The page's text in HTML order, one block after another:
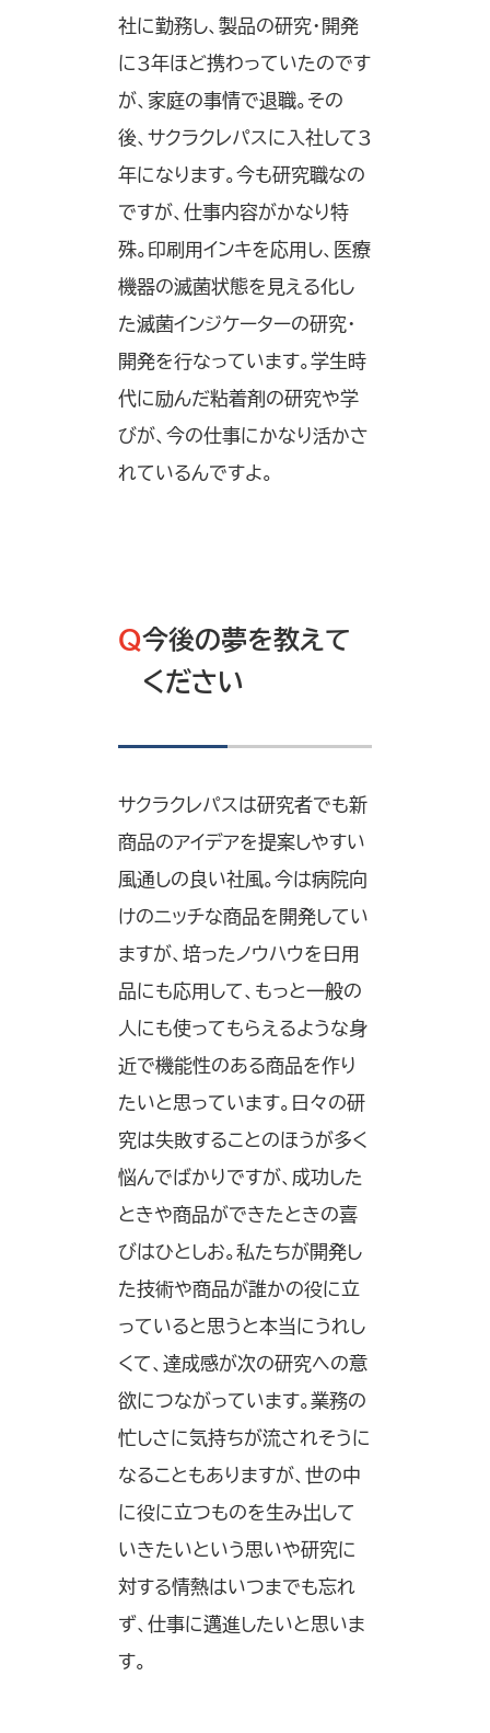
社に勤務し、製品の研究・開発
に3年ほど携わっていたのです
が、家庭の事情で退職。その
後、サクラクレパスに入社して3
年になります。今も研究職なの
ですが、仕事内容がかなり特
殊。印刷用インキを応用し、医療
機器の滅菌状態を見える化し
た滅菌インジケーターの研究・
開発を行なっています。学生時
代に励んだ粘着剤の研究や学
びが、今の仕事にかなり活かさ
れているんですよ。
Q今後の夢を教えて
ください
サクラクレパスは研究者でも新
商品のアイデアを提案しやすい
風通しの良い社風。今は病院向
けのニッチな商品を開発してい
ますが、培ったノウハウを日用
品にも応用して、もっと一般の
人にも使ってもらえるような身
近で機能性のある商品を作り
たいと思っています。日々の研
究は失敗することのほうが多く
悩んでばかりですが、成功した
ときや商品ができたときの喜
びはひとしお。私たちが開発し
た技術や商品が誰かの役に立
っていると思うと本当にうれし
くて、達成感が次の研究への意
欲につながっています。業務の
忙しさに気持ちが流されそうに
なることもありますが、世の中
に役に立つものを生み出して
いきたいという思いや研究に
対する情熱はいつまでも忘れ
ず、仕事に邁進したいと思いま
す。